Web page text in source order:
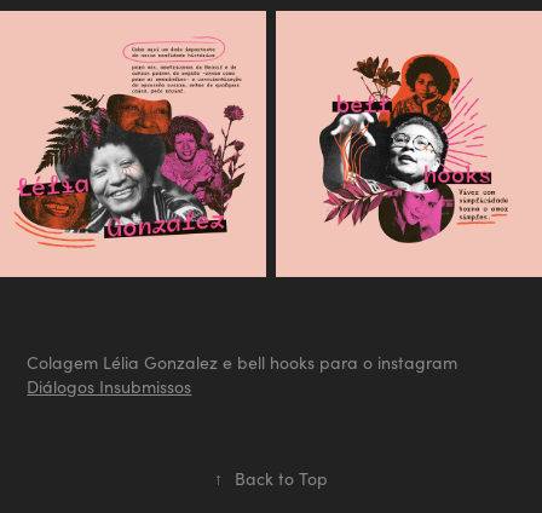
Colagem Lélia Gonzalez e bell hooks para o instagram
Diálogos Insubmissos
↑ Back to Top